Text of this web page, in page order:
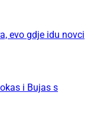
evo gdje idu novci
i Bujas s